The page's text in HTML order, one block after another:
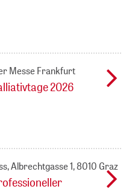
Messe Frankfurt
2026
Albrechtgasse 1, 8010 Graz